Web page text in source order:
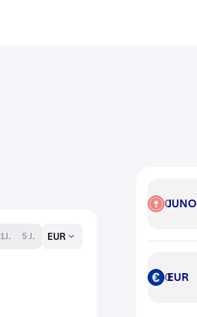
1J. 5 J. EUR
JUNO JUNO
EUR EUR